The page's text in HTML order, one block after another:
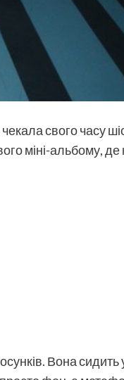
свого часу
міні-альбому, де
Вона сидить